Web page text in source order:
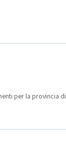
per la provincia di